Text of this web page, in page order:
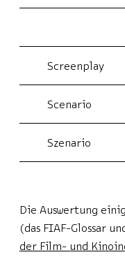
Screenplay
Scenario
Szenario
Die Auswertung
(das FIAF-Glossar
der Film- und